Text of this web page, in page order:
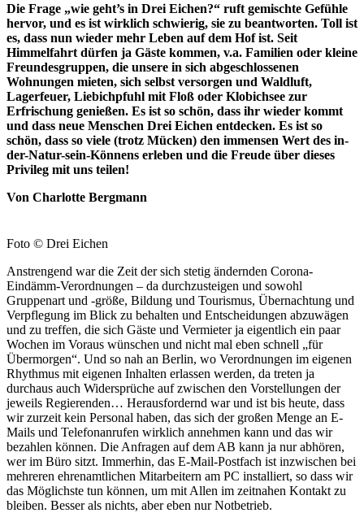
Die Frage „wie geht’s in Drei Eichen?“ ruft gemischte Gefühle
hervor, und es ist wirklich schwierig, sie zu beantworten. Toll ist
es, dass nun wieder mehr Leben auf dem Hof ist. Seit
Himmelfahrt dürfen ja Gäste kommen, v.a. Familien oder kleine
Freundesgruppen, die unsere in sich abgeschlossenen
Wohnungen mieten, sich selbst versorgen und Waldluft,
Lagerfeuer, Liebichpfuhl mit Floß oder Klobichsee zur
Erfrischung genießen. Es ist so schön, dass ihr wieder kommt
und dass neue Menschen Drei Eichen entdecken. Es ist so
schön, dass so viele (trotz Mücken) den immensen Wert des in-
der-Natur-sein-Könnens erleben und die Freude über dieses
Privileg mit uns teilen!
Von Charlotte Bergmann
Foto © Drei Eichen
Anstrengend war die Zeit der sich stetig ändernden Corona-
Eindämm-Verordnungen – da durchzusteigen und sowohl
Gruppenart und -größe, Bildung und Tourismus, Übernachtung und
Verpflegung im Blick zu behalten und Entscheidungen abzuwägen
und zu treffen, die sich Gäste und Vermieter ja eigentlich ein paar
Wochen im Voraus wünschen und nicht mal eben schnell „für
Übermorgen“. Und so nah an Berlin, wo Verordnungen im eigenen
Rhythmus mit eigenen Inhalten erlassen werden, da treten ja
durchaus auch Widersprüche auf zwischen den Vorstellungen der
jeweils Regierenden… Herausfordernd war und ist bis heute, dass
wir zurzeit kein Personal haben, das sich der großen Menge an E-
Mails und Telefonanrufen wirklich annehmen kann und das wir
bezahlen können. Die Anfragen auf dem AB kann ja nur abhören,
wer im Büro sitzt. Immerhin, das E-Mail-Postfach ist inzwischen bei
mehreren ehrenamtlichen Mitarbeitern am PC installiert, so dass wir
das Möglichste tun können, um mit Allen im zeitnahen Kontakt zu
bleiben. Besser als nichts, aber eben nur Notbetrieb.